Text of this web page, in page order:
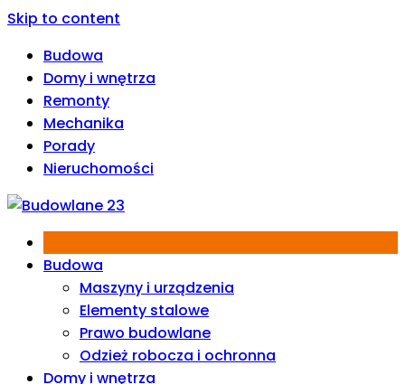
Skip to content
Budowa
Domy i wnętrza
Remonty
Mechanika
Porady
Nieruchomości
Budowa
Maszyny i urządzenia
Elementy stalowe
Prawo budowlane
Odzież robocza i ochronna
Domy i wnętrza